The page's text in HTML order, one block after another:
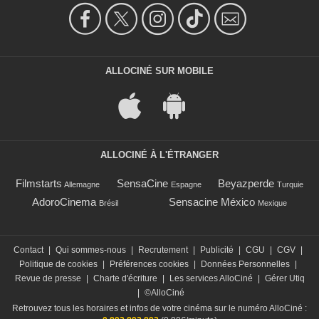
ALLOCINÉ SUR MOBILE
ALLOCINÉ À L'ÉTRANGER
Filmstarts Allemagne SensaCine Espagne Beyazperde Turquie
AdoroCinema Brésil Sensacine México Mexique
Contact Qui sommes-nous Recrutement Publicité CGU CGV
Politique de cookies
Préférences cookies Données Personnelles
Revue de presse
Charte d'écriture Les services AlloCiné
Gérer Utiq
©AlloCiné
Retrouvez tous les horaires et infos de votre cinéma sur le numéro AlloCiné :